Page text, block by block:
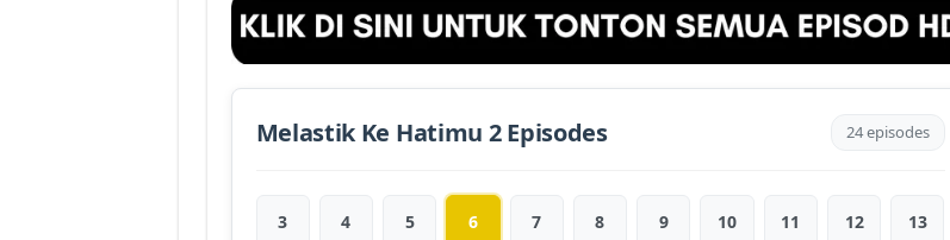
Melastik Ke Hatimu 2 Episodes 24 episodes
3 4 5 6 7 8 9 10 11 12 13